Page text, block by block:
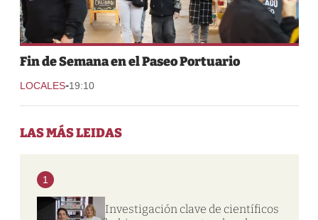
Fin de Semana en el Paseo Portuario
LOCALES-19:10
LAS MÁS LEIDAS
1
Investigación clave de científicos